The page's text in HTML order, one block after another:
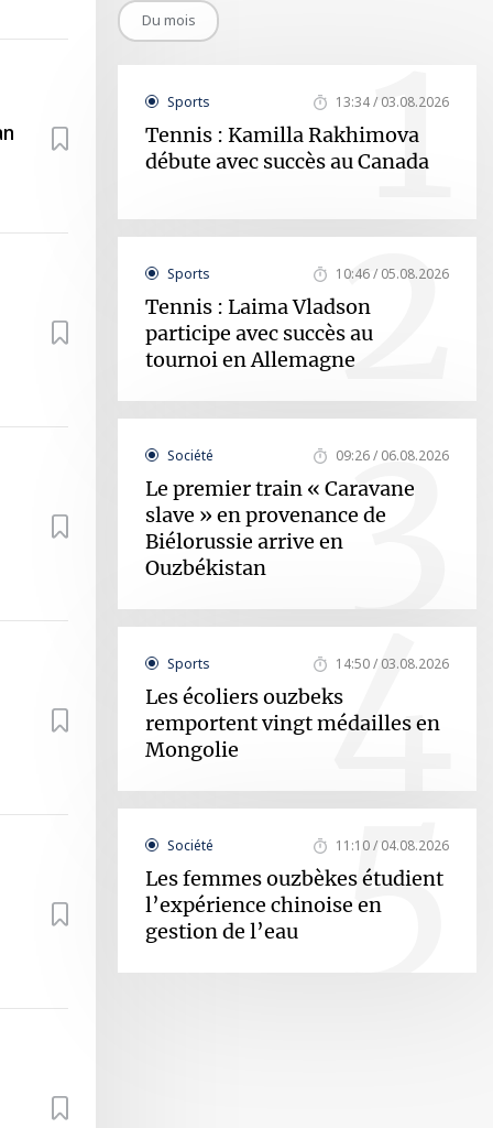
Du mois
Sports 13:34 / 03.08.2026
Tennis : Kamilla Rakhimova
débute avec succès au Canada
1
Sports 10:46 / 05.08.2026
Tennis : Laima Vladson
participe avec succès au
tournoi en Allemagne2
Société 09:26 / 06.08.2026
Le premier train « Caravane
slave » en provenance de
Biélorussie arrive en
Ouzbékistan
3
Sports 14:50 / 03.08.2026
Les écoliers ouzbeks
remportent vingt médailles en
Mongolie
4
Société 11:10 / 04.08.2026
Les femmes ouzbèkes étudient
l’expérience chinoise en
gestion de l’eau
5